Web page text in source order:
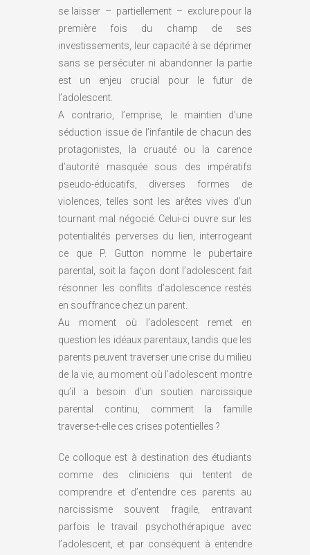
se laisser – partiellement – exclure pour la
première fois du champ de ses
investissements, leur capacité à se déprimer
sans se persécuter ni abandonner la partie
est un enjeu crucial pour le futur de
l’adolescent.
A contrario, l’emprise, le maintien d’une
séduction issue de l’infantile de chacun des
protagonistes, la cruauté ou la carence
d’autorité masquée sous des impératifs
pseudo-éducatifs, diverses formes de
violences, telles sont les arêtes vives d’un
tournant mal négocié. Celui-ci ouvre sur les
potentialités perverses du lien, interrogeant
ce que P. Gutton nomme le pubertaire
parental, soit la façon dont l’adolescent fait
résonner les conflits d’adolescence restés
en souffrance chez un parent.
Au moment où l’adolescent remet en
question les idéaux parentaux, tandis que les
parents peuvent traverser une crise du milieu
de la vie, au moment où l’adolescent montre
qu’il a besoin d’un soutien narcissique
parental continu, comment la famille
traverse-t-elle ces crises potentielles ?
Ce colloque est à destination des étudiants
comme des cliniciens qui tentent de
comprendre et d’entendre ces parents au
narcissisme souvent fragile, entravant
parfois le travail psychothérapique avec
l’adolescent, et par conséquent à entendre